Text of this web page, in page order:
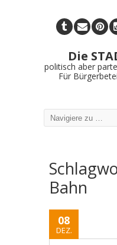
Die
politisch aber
Für
Bahn
08
DEZ.